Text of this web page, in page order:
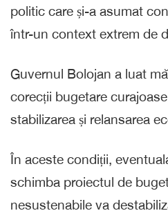
politic care și-a asumat
într-un context extrem de
Guvernul Bolojan a luat
corecții bugetare
stabilizarea și relansarea
În aceste condiții,
schimba proiectul de
nesustenabile va